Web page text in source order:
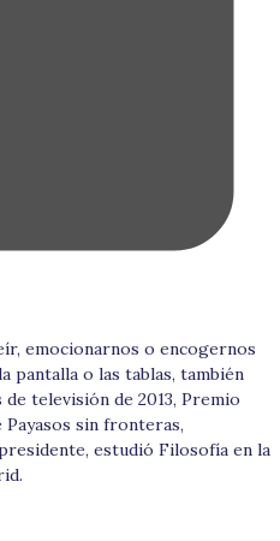
emocionarnos o encogernos
pantalla o las tablas, también
televisión de 2013, Premio
Payasos sin fronteras,
estudió Filosofía en la